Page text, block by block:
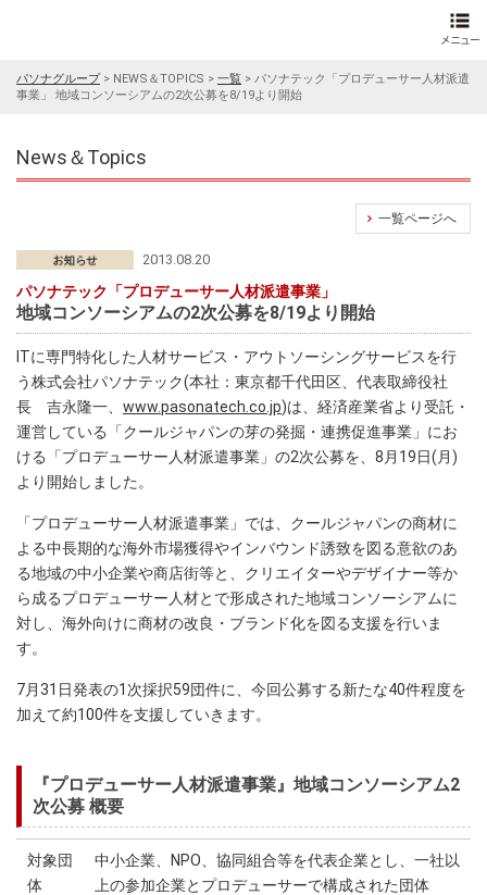
パソナグループ> NEWS＆TOPICS > 一覧 > パソナテック「プロデューサー人材派遣
事業」 地域コンソーシアムの2次公募を8/19より開始
News＆Topics
一覧ページへ
2013.08.20
パソナテック「プロデューサー人材派遣事業」
地域コンソーシアムの2次公募を8/19より開始
ITに専門特化した人材サービス・アウトソーシングサービスを行
う株式会社パソナテック(本社：東京都千代田区、代表取締役社
長 吉永隆一、 www.pasonatech.co.jp)は、経済産業省より受託・
運営している「クールジャパンの芽の発掘・連携促進事業」にお
ける「プロデューサー人材派遣事業」の2次公募を、8月19日(月)
より開始しました。
「プロデューサー人材派遣事業」では、クールジャパンの商材に
よる中長期的な海外市場獲得やインバウンド誘致を図る意欲のあ
る地域の中小企業や商店街等と、クリエイターやデザイナー等か
ら成るプロデューサー人材とで形成された地域コンソーシアムに
対し、海外向けに商材の改良・ブランド化を図る支援を行いま
す。
7月31日発表の1次採択59団件に、今回公募する新たな40件程度を
加えて約100件を支援していきます。
『プロデューサー人材派遣事業』地域コンソーシアム2
次公募 概要
対象団
体
中小企業、NPO、協同組合等を代表企業とし、一社以
上の参加企業とプロデューサーで構成された団体